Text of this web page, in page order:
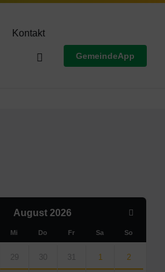
Kontakt
GemeindeApp
August2026
Next
Mi Do Fr Sa So
29 30 31 1 2